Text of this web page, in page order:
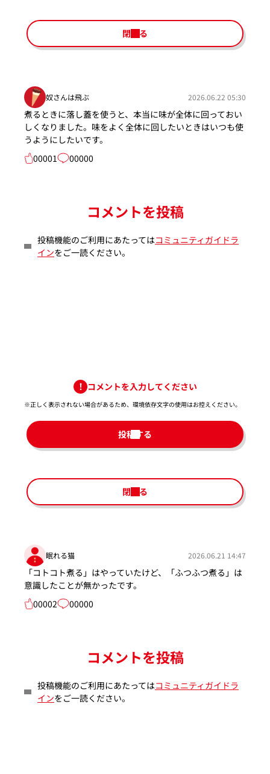
閉じる
奴さんは飛ぶ 2026.06.22 05:30
煮るときに落し蓋を使うと、本当に味が全体に回っておい
しくなりました。味をよく全体に回したいときはいつも使
うようにしたいです。
00001
00000
コメントを投稿
投稿機能のご利用にあたってはコミュニティガイドラ
インをご一読ください。
コメントを入力してください
※正しく表示されない場合があるため、環境依存文字の使用はお控えください。​
投稿する
閉じる
眠れる猫 2026.06.21 14:47
「コトコト煮る」はやっていたけど、「ふつふつ煮る」は
意識したことが無かったです。
00002
00000
コメントを投稿
投稿機能のご利用にあたってはコミュニティガイドラ
インをご一読ください。